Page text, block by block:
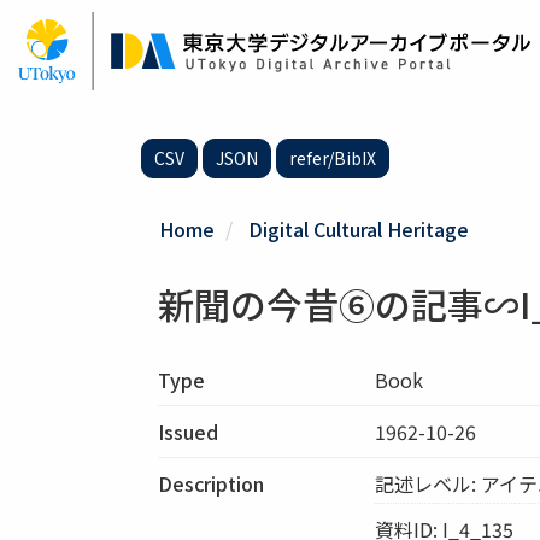
Skip
main
content
CSV JSON refer/BibIX
Home Digital Cultural Heritage
新聞の今昔⑥の記事
Type
Book
Issued
1962-10-26
Description
記述レベル: アイ
資料ID: I_4_135